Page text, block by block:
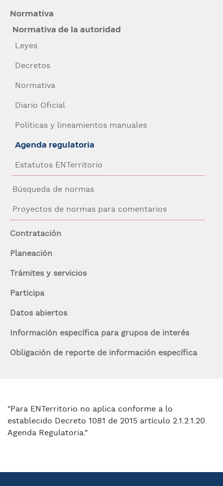
Navegación
contexto
Normativa
Normativa de la autoridad
Leyes
Decretos
Normativa
Diario Oficial
Políticas y lineamientos manuales
Agenda regulatoria
Estatutos ENTerritorio
Búsqueda de normas
Proyectos de normas para comentarios
Contratación
Planeación
Trámites y servicios
Participa
Datos abiertos
Información específica para grupos de interés
Obligación de reporte de información específica
"Para ENTerritorio no aplica conforme a lo
establecido Decreto 1081 de 2015 artículo 2.1.2.1.20.
Agenda Regulatoria."